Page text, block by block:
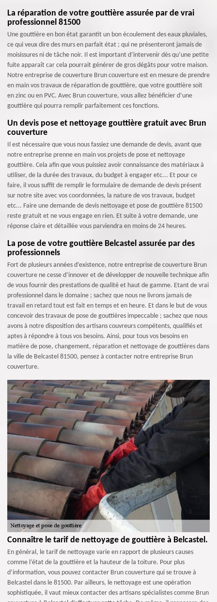
La réparation de votre gouttière assurée par de vrai
professionnel 81500
Une gouttière en bon état garantit un bon écoulement des eaux pluviales,
ce qui veux dire des murs en parfait état ; qui ne présenteront jamais de
moisissures ni de tâche noir. Il est important d’intervenir dès qu’une petite
fuite apparaît car cela pourrait générer de gros dégâts pour votre maison.
Notre entreprise de couverture Brun couverture est en mesure de prendre
en main vos travaux de réparation de gouttière, que votre gouttière soit
en zinc ou en PVC. Avec Brun couverture, vous allez bénéficier d’une
gouttière qui pourra remplir parfaitement ces fonctions.
Un devis pose et nettoyage gouttière gratuit avec Brun
couverture
Il est nécessaire que vous nous fassiez une demande de devis, avant que
notre entreprise prenne en main vos projets de pose et nettoyage
gouttière. Cela afin que vous puissiez avoir connaissance des matériaux à
utiliser, de la durée des travaux, du budget à engager etc... Et pour ce
faire, il vous suffit de remplir le formulaire de demande de devis présent
sur notre site avec vos coordonnées, la nature de vos travaux, budget
etc... Faire une demande de devis nettoyage et pose de gouttière 81500
reste gratuit et ne vous engage en rien. Et suite à votre demande, une
réponse claire et détaillée vous parviendra en moins de 24 heures.
La pose de votre gouttière Belcastel assurée par des
professionnels
Fort de plusieurs années d’existence, notre entreprise de couverture Brun
couverture ne cesse d’innover et de développer de nouvelle technique afin
de vous fournir des prestations de qualité et haut de gamme. Etant de vrai
professionnel dans le domaine ; sachez que nous ne livrons jamais de
travail en retard tout est fait en temps et en heure. Et dans le but de vous
concevoir des travaux de pose de gouttières impeccable ; sachez que nous
avons à notre disposition des artisans couvreurs compétents, qualifiés et
aptes à répondre à tous vos besoins. Ainsi, pour tous vos besoins en
matière de pose, changement, réparation et nettoyage de gouttières dans
la ville de Belcastel 81500, pensez à contacter notre entreprise Brun
couverture.
Connaître le tarif de nettoyage de gouttière à Belcastel.
En général, le tarif de nettoyage varie en rapport de plusieurs causes
comme l’état de la gouttière et la hauteur de la toiture. Pour plus
d’information, vous pouvez contacter Brun couverture qui se trouve à
Belcastel dans le 81500. Par ailleurs, le nettoyage est une opération
sophistiquée, il vaut mieux contacter des artisans spécialistes comme Brun